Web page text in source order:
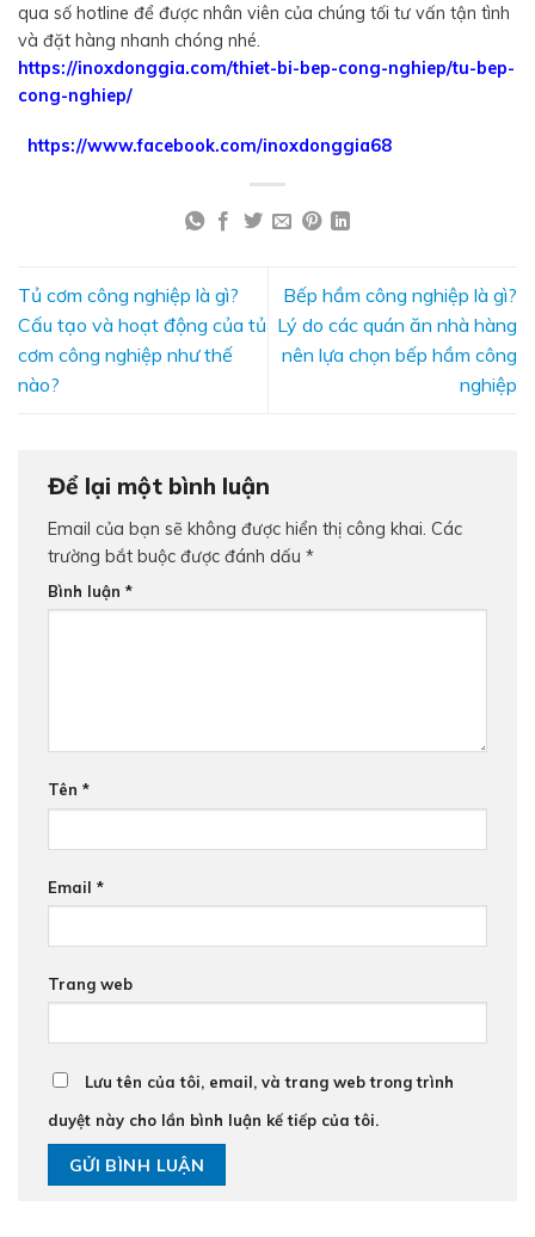
qua số hotline để được nhân viên của chúng tối tư vấn tận tình
và đặt hàng nhanh chóng nhé.
https://inoxdonggia.com/thiet-bi-bep-cong-nghiep/tu-bep-
cong-nghiep/
https://www.facebook.com/inoxdonggia68
Tủ cơm công nghiệp là gì?
Cấu tạo và hoạt động của tủ
cơm công nghiệp như thế
nào?
Bếp hầm công nghiệp là gì?
Lý do các quán ăn nhà hàng
nên lựa chọn bếp hầm công
nghiệp
Để lại một bình luận
Email của bạn sẽ không được hiển thị công khai. Các
trường bắt buộc được đánh dấu *
Bình luận *
Tên *
Email *
Trang web
Lưu tên của tôi, email, và trang web trong trình
duyệt này cho lần bình luận kế tiếp của tôi.